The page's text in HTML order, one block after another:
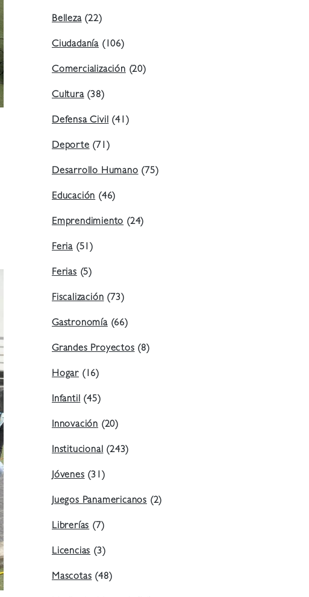
Belleza(22)
Ciudadanía (106)
Comercialización(20)
Cultura(38)
Defensa Civil(41)
Deporte(71)
Desarrollo Humano(75)
Educación(46)
Emprendimiento(24)
Feria (51)
Ferias(5)
Fiscalización(73)
Gastronomía(66)
Grandes Proyectos(8)
Hogar (16)
Infantil(45)
Innovación (20)
Institucional(243)
Jóvenes(31)
Juegos Panamericanos (2)
Librerías(7)
Licencias(3)
Mascotas(48)